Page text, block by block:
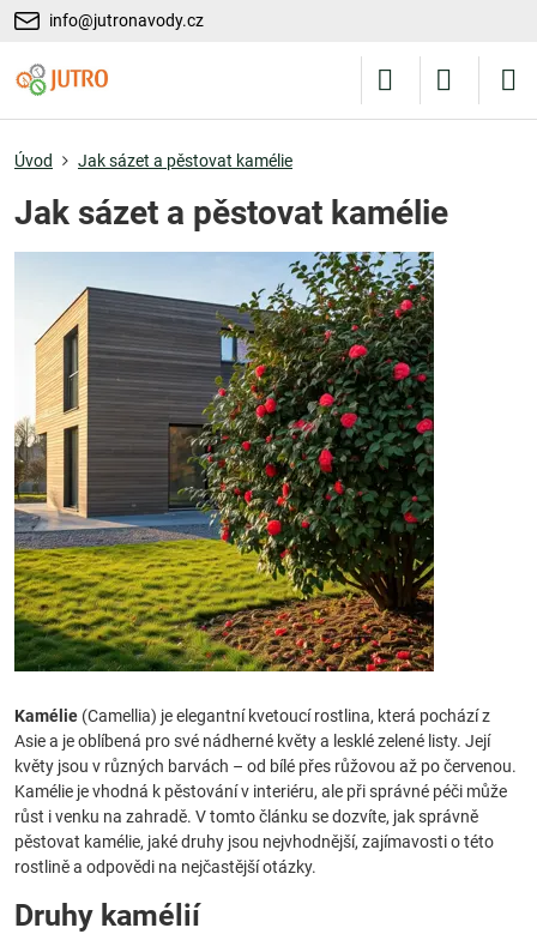
info@jutronavody.cz
Úvod Jak sázet a pěstovat kamélie
Jak sázet a pěstovat kamélie
Kamélie (Camellia) je elegantní kvetoucí rostlina, která pochází z
Asie a je oblíbená pro své nádherné květy a lesklé zelené listy. Její
květy jsou v různých barvách – od bílé přes růžovou až po červenou.
Kamélie je vhodná k pěstování v interiéru, ale při správné péči může
růst i venku na zahradě. V tomto článku se dozvíte, jak správně
pěstovat kamélie, jaké druhy jsou nejvhodnější, zajímavosti o této
rostlině a odpovědi na nejčastější otázky.
Druhy kamélií